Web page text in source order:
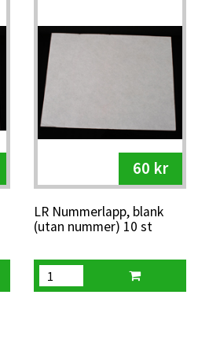
60 kr
LR Nummerlapp, blank
(utan nummer) 10 st